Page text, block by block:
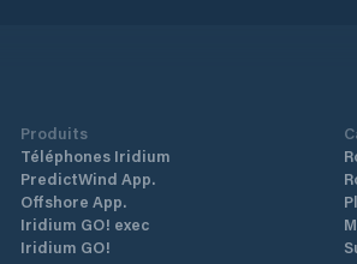
Produits
Téléphones Iridium
PredictWind App.
Offshore App.
Iridium GO! exec
Iridium GO!